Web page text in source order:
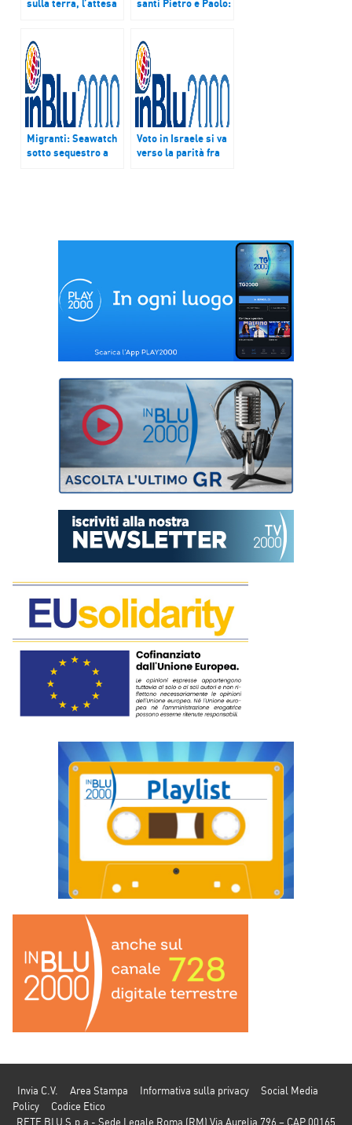
sulla terra, l’attesa
santi Pietro e Paolo:
anche a costo del
martirio”
Migranti: Seawatch
sotto sequestro a
Voto in Israele si va
verso la parità fra
Invia C.V. Area Stampa Informativa sulla privacy
Social Media
Policy
Codice Etico
RETE BLU S.p.a - Sede Legale Roma (RM) Via Aurelia 796 – CAP 00165